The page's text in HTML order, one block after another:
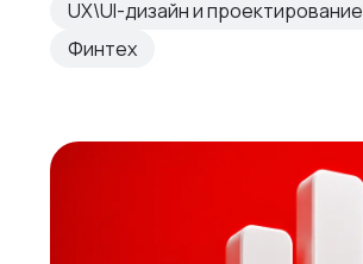
UX\UI-дизайн и проектирование
Финтех